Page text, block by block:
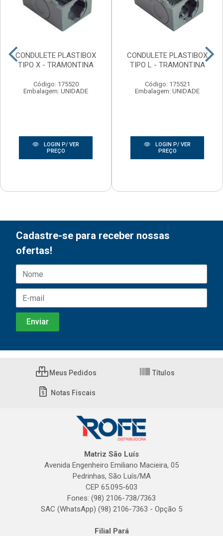
CONDULETE PLASTIBOX
TIPO X - TRAMONTINA
Código: 175520
Embalagem: UNIDADE
LOGIN P/ VER
PREÇO
CONDULETE PLASTIBOX
TIPO L - TRAMONTINA
Código: 175521
Embalagem: UNIDADE
LOGIN P/ VER
PREÇO
Cadastre-se para receber nossas
ofertas!
Meus Pedidos Títulos
Notas Fiscais
Matriz São Luís
Avenida Engenheiro Emiliano Macieira, 05
Pedrinhas, São Luís/MA
CEP 65.095-603
Fones: (98) 2106-738/7363
SAC (WhatsApp) (98) 2106-7363 - Opção 5
Filial Pará